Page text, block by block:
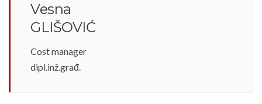
Vesna
GLIŠOVIĆ
Cost manager
dipl.inž.građ.